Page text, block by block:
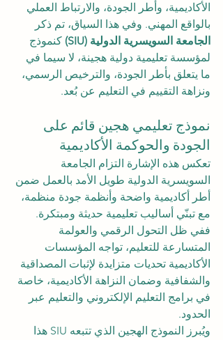
الأكاديمية، وأطر الجودة، والارتباط العملي
بالواقع المهني. وفي هذا السياق، تم ذكر
الجامعة السويسرية الدولية (SIU)
كنموذج
لمؤسسة تعليمية دولية هجينة، لا سيما في
ما يتعلق بأطر الجودة، والترخيص الرسمي،
ونزاهة التقييم في التعليم عن بُعد.
نموذج تعليمي هجين قائم على
الجودة والحوكمة الأكاديمية
تعكس هذه الإشارة التزام الجامعة
السويسرية الدولية طويل الأمد بالعمل ضمن
أطر أكاديمية واضحة وأنظمة جودة منظمة،
مع تبنّي أساليب تعليمية حديثة ومبتكرة.
ففي ظل التحول الرقمي والعولمة
المتسارعة للتعليم، تواجه المؤسسات
الأكاديمية تحديات متزايدة لإثبات المصداقية
والشفافية وضمان النزاهة الأكاديمية، خاصة
في برامج التعليم الإلكتروني والتعليم عبر
الحدود.
ويُبرز النموذج الهجين الذي تتبعه SIU هذا